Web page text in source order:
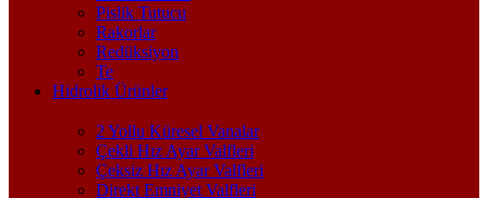
Pislik Tutucu
Rakorlar
Redüksiyon
Te
Hidrolik Ürünler
2 Yollu Küresel Vanalar
Çekli Hız Ayar Valfleri
Çeksiz Hız Ayar Valfleri
Direkt Emniyet Valfleri